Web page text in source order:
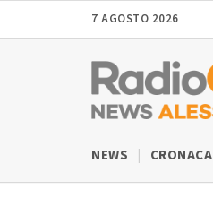
7 AGOSTO 2026
NEWS CRONACA